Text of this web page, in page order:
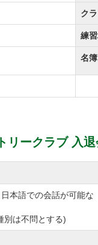
ク
練
名簿
リークラブ 入
語での会話が可能な
別は不問とする)